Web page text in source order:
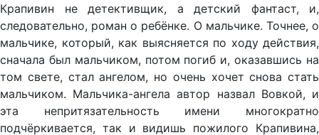
Крапивин не детективщик, а детский фантаст, и,
следовательно, роман о ребёнке. О мальчике. Точнее, о
мальчике, который, как выясняется по ходу действия,
сначала был мальчиком, потом погиб и, оказавшись на
том свете, стал ангелом, но очень хочет снова стать
мальчиком. Мальчика-ангела автор назвал Вовкой, и
эта непритязательность имени многократно
подчёркивается, так и видишь пожилого Крапивина,